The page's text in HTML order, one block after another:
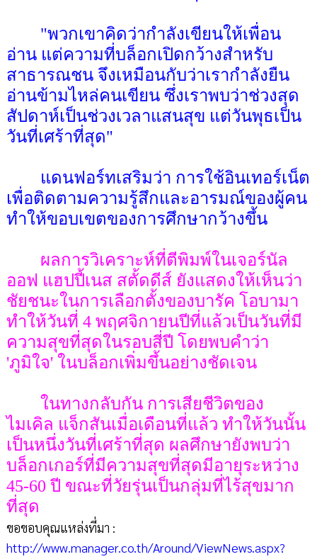
"พวกเขาคิดว่ากำลังเขียนให้เพื่อน
อ่าน แต่ความที่บล็อกเปิดกว้างสำหรับ
สาธารณชน จึงเหมือนกับว่าเรากำลังยืน
อ่านข้ามไหล่คนเขียน ซึ่งเราพบว่าช่วงสุด
สัปดาห์เป็นช่วงเวลาแสนสุข แต่วันพุธเป็น
วันที่เศร้าที่สุด"
แดนฟอร์ทเสริมว่า การใช้อินเทอร์เน็ต
เพื่อติดตามความรู้สึกและอารมณ์ของผู้คน
ทำให้ขอบเขตของการศึกษากว้างขึ้น
ผลการวิเคราะห์ที่ตีพิมพ์ในเจอร์นัล
ออฟ แฮปปี้เนส สตั้ดดีส์ ยังแสดงให้เห็นว่า
ชัยชนะในการเลือกตั้งของบารัค โอบามา
ทำให้วันที่ 4 พฤศจิกายนปีที่แล้วเป็นวันที่มี
ความสุขที่สุดในรอบสี่ปี โดยพบคำว่า
'ภูมิใจ' ในบล็อกเพิ่มขึ้นอย่างชัดเจน
ในทางกลับกัน การเสียชีวิตของ
ไมเคิล แจ็กสันเมื่อเดือนที่แล้ว ทำให้วันนั้น
เป็นหนึ่งวันที่เศร้าที่สุด ผลศึกษายังพบว่า
บล็อกเกอร์ที่มีความสุขที่สุดมีอายุระหว่าง
45-60 ปี ขณะที่วัยรุ่นเป็นกลุ่มที่ไร้สุขมาก
ที่สุด
ขอขอบคุณแหล่งที่มา :
http://www.manager.co.th/Around/ViewNews.aspx?